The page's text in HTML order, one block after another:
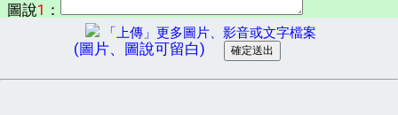
圖說1 ：
「上傳」更多圖片、影音或文字檔案
(圖片、圖說可留白)